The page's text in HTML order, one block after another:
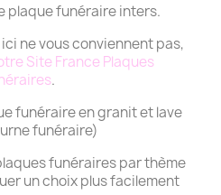
plaque funéraire inters.
ne vous conviennent pas,
Site France Plaques
.
funéraire en granit et lave
funéraire)
funéraires par thème
un choix plus facilement